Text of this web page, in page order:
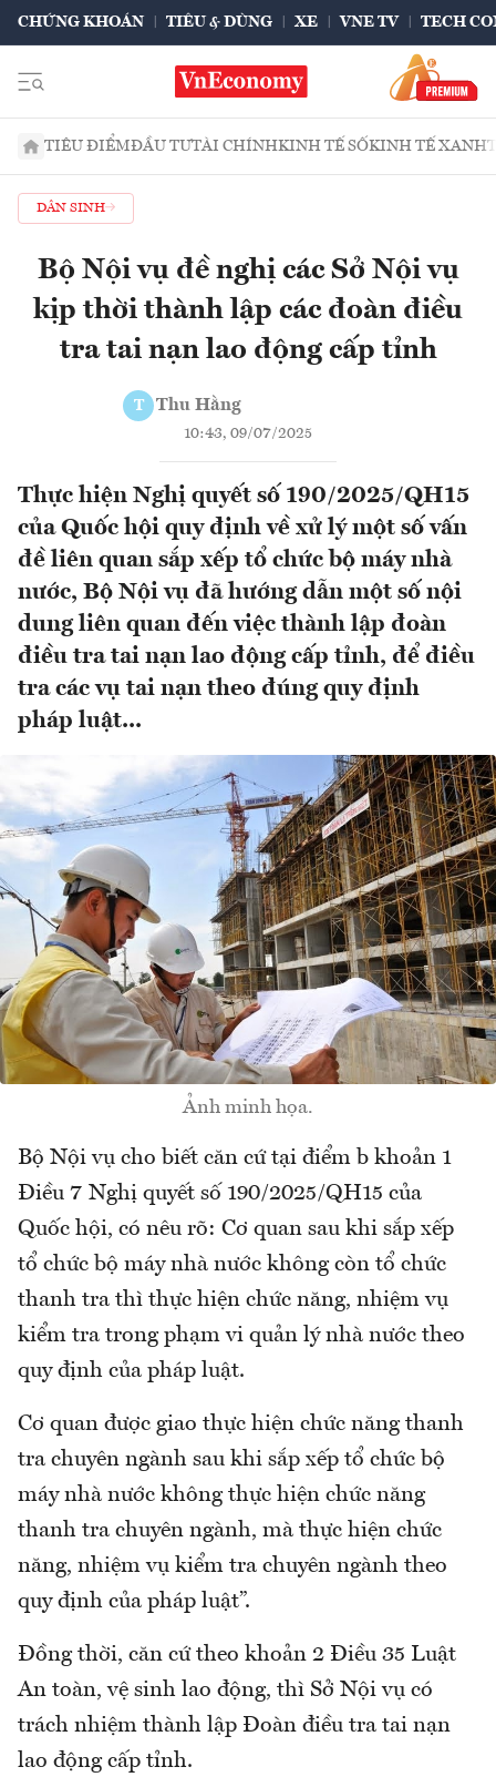
CHỨNG KHOÁN TIÊU & DÙNG XE VNE TV TECH
TIÊU ĐIỂMĐẦU TƯTÀI CHÍNHKINH TẾ SỐKINH TẾ XANH
DÂN SINH
Bộ Nội vụ đề nghị các Sở Nội vụ
kịp thời thành lập các đoàn điều
tra tai nạn lao động cấp tỉnh
T Thu Hằng
10:43, 09/07/2025
Thực hiện Nghị quyết số 190/2025/QH15
của Quốc hội quy định về xử lý một số vấn
đề liên quan sắp xếp tổ chức bộ máy nhà
nước, Bộ Nội vụ đã hướng dẫn một số nội
dung liên quan đến việc thành lập đoàn
điều tra tai nạn lao động cấp tỉnh, để điều
tra các vụ tai nạn theo đúng quy định
pháp luật...
Ảnh minh họa.
Bộ Nội vụ cho biết căn cứ tại điểm b khoản 1
Điều 7 Nghị quyết số 190/2025/QH15 của
Quốc hội, có nêu rõ: Cơ quan sau khi sắp xếp
tổ chức bộ máy nhà nước không còn tổ chức
thanh tra thì thực hiện chức năng, nhiệm vụ
kiểm tra trong phạm vi quản lý nhà nước theo
quy định của pháp luật.
Cơ quan được giao thực hiện chức năng thanh
tra chuyên ngành sau khi sắp xếp tổ chức bộ
máy nhà nước không thực hiện chức năng
thanh tra chuyên ngành, mà thực hiện chức
năng, nhiệm vụ kiểm tra chuyên ngành theo
quy định của pháp luật”.
Đồng thời, căn cứ theo khoản 2 Điều 35 Luật
An toàn, vệ sinh lao động, thì Sở Nội vụ có
trách nhiệm thành lập Đoàn điều tra tai nạn
lao động cấp tỉnh.